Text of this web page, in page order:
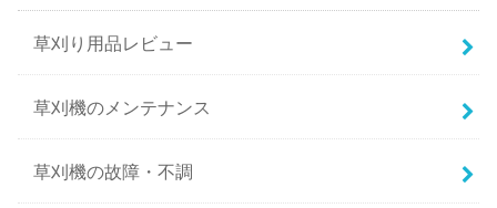
草刈り用品レビュー
草刈機のメンテナンス
草刈機の故障・不調